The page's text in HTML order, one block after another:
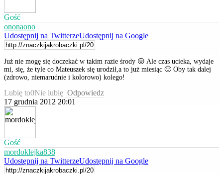
Gość
ononaono
Udostępnij na TwitterzeUdostępnij na Google
Już nie mogę się doczekać w takim razie środy 😛 Ale czas ucieka, wydaje
mi, się, że tyle co Mateuszek się urodził,a to już miesiąc 🙂 Oby tak dalej
(zdrowo, niemarudnie i kolorowo) kolego!
Lubię to0Nie lubię Odpowiedz
17 grudnia 2012 20:01
Gość
mordoklejka838
Udostępnij na TwitterzeUdostępnij na Google